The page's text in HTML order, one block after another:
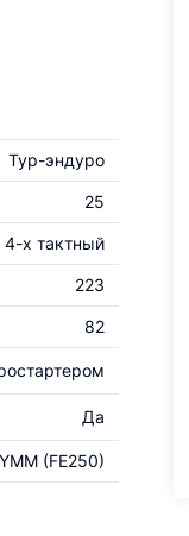
Тур-эндуро
25
4-х тактный
223
82
Да
(FE250)